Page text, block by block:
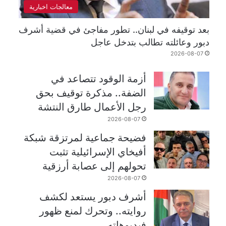
معالجات اخبارية
بعد توقيفه في لبنان.. تطور مفاجئ في قضية أشرف
دبور وعائلته تطالب بتدخل عاجل
2026-08-07
أزمة الوقود تتصاعد في
الضفة.. مذكرة توقيف بحق
رجل الأعمال طارق النتشة
2026-08-07
فضيحة جماعية لمرتزقة شبكة
أفيخاي الإسرائيلية تثبت
تحولهم إلى عصابة أرزقية
2026-08-07
أشرف دبور يستعد لكشف
روايته.. وتحرك لمنع ظهور